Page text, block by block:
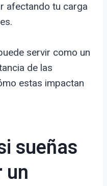
afectando tu carga
servir como un
de las
estas impactan
sueñas
un